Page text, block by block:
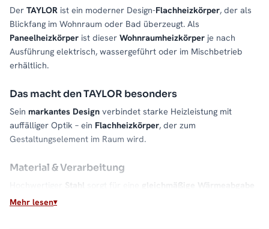
Der TAYLOR ist ein moderner Design-Flachheizkörper, der als
Blickfang im Wohnraum oder Bad überzeugt. Als
Paneelheizkörper ist dieser Wohnraumheizkörper je nach
Ausführung elektrisch, wassergeführt oder im Mischbetrieb
erhältlich.
Das macht den TAYLOR besonders
Sein markantes Design verbindet starke Heizleistung mit
auffälliger Optik – ein Flachheizkörper, der zum
Gestaltungselement im Raum wird.
Material & Verarbeitung
Stahl
gleichmäßige Wärmeabgabe
und eine lange Lebensdauer.
Mehr lesen